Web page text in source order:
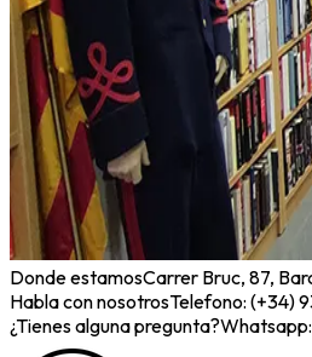
Donde estamosCarrer Bruc, 87,
Habla con nosotrosTelefono: (+34)
¿Tienes alguna pregunta?